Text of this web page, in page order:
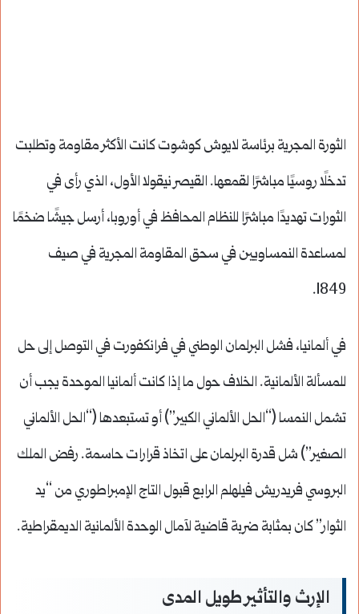
الثورة المجرية برئاسة لايوش كوشوت كانت الأكثر مقاومة وتطلبت
تدخلًا روسيًا مباشرًا لقمعها. القيصر نيقولا الأول، الذي رأى في
الثورات تهديدًا مباشرًا للنظام المحافظ في أوروبا، أرسل جيشًا ضخمًا
لمساعدة النمساويين في سحق المقاومة المجرية في صيف
1849.
في ألمانيا، فشل البرلمان الوطني في فرانكفورت في التوصل إلى حل
للمسألة الألمانية. الخلاف حول ما إذا كانت ألمانيا الموحدة يجب أن
تشمل النمسا (“الحل الألماني الكبير”) أو تستبعدها (“الحل الألماني
الصغير”) شل قدرة البرلمان على اتخاذ قرارات حاسمة. رفض الملك
البروسي فريدريش فيلهلم الرابع قبول التاج الإمبراطوري من “يد
الثوار” كان بمثابة ضربة قاضية لآمال الوحدة الألمانية الديمقراطية.
الإرث والتأثير طويل المدى